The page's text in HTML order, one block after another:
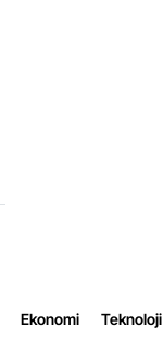
Ekonomi Teknoloji